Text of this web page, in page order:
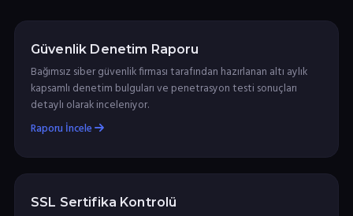
Güvenlik Denetim Raporu
Bağımsız siber güvenlik firması tarafından hazırlanan altı aylık
kapsamlı denetim bulguları ve penetrasyon testi sonuçları
detaylı olarak inceleniyor.
Raporu İncele
SSL Sertifika Kontrolü